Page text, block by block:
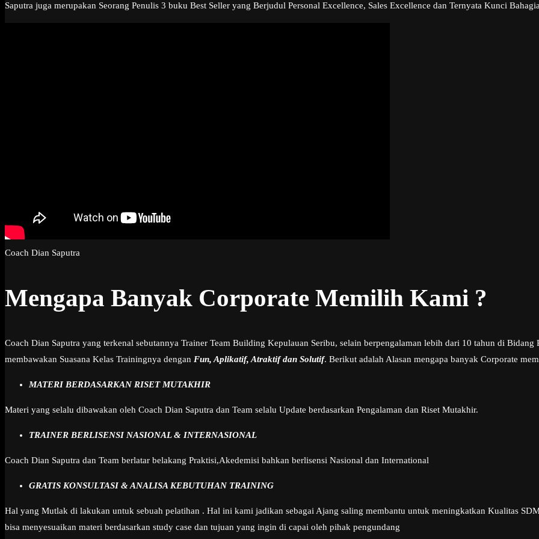
Saputra juga merupakan Seorang Penulis 3 buku Best Seller yang Berjudul Personal Excellence, Sales Excellence dan Ternyata Kunci
Coach Dian Saputra
Mengapa Banyak Corporate Memilih Kami ?
Coach Dian Saputra yang terkenal sebutannya Trainer Team Building Kepulauan Seribu, selain berpengalaman lebih dari 10 tahun di
membawakan Suasana Kelas Trainingnya dengan Fun, Aplikatif, Atraktif dan Solutif. Berikut adalah Alasan mengapa banyak Corporate
MATERI BERDASARKAN RISET MUTAKHIR
Materi yang selalu dibawakan oleh Coach Dian Saputra dan Team selalu Update berdasarkan Pengalaman dan Riset Mutakhir.
TRAINER BERLISENSI NASIONAL & INTERNASIONAL
Coach Dian Saputra dan Team berlatar belakang Praktisi,Akedemisi bahkan berlisensi Nasional dan International
GRATIS KONSULTASI & ANALISA KEBUTUHAN TRAINING
Hal yang Mutlak di lakukan untuk sebuah pelatihan . Hal ini kami jadikan sebagai Ajang saling membantu untuk meningkatkan Kualitas
bisa menyesuaikan materi berdasarkan study case dan tujuan yang ingin di capai oleh pihak pengundang